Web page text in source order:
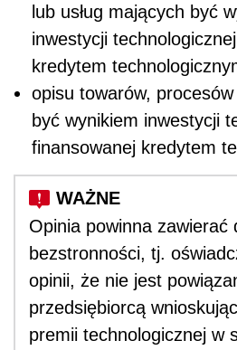
lub usług mających być
inwestycji
kredytem
opisu towarów, procesów
być wynikiem inwestycji
finansowanej kredytem
Opinia powinna zawierać
bezstronności, tj.
opinii, że nie jest
przedsiębiorcą
premii technologicznej w